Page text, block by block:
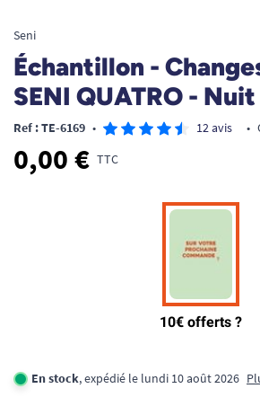
Seni
Échantillon -
SENI QUATRO - Nuit
Ref : TE-6169 • 12 avis •
0,00 € TTC
En stock, expédié le lundi 10 août 2026